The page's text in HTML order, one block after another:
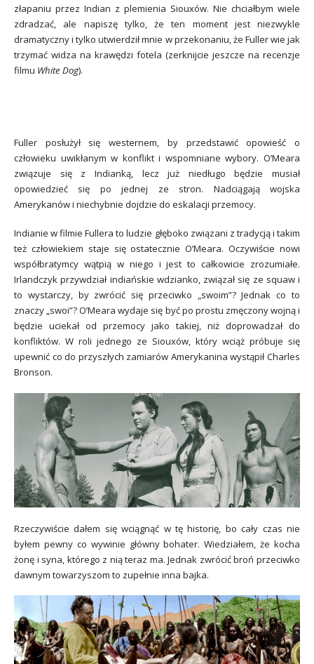
złapaniu przez Indian z plemienia Siouxów. Nie chciałbym wiele
zdradzać, ale napiszę tylko, że ten moment jest niezwykle
dramatyczny i tylko utwierdził mnie w przekonaniu, że Fuller wie jak
trzymać widza na krawędzi fotela (zerknijcie jeszcze na recenzje
filmu White Dog).
Fuller posłużył się westernem, by przedstawić opowieść o
człowieku uwikłanym w konflikt i wspomniane wybory. O’Meara
związuje się z Indianką, lecz już niedługo będzie musiał
opowiedzieć się po jednej ze stron. Nadciągają wojska
Amerykanów i niechybnie dojdzie do eskalacji przemocy.
Indianie w filmie Fullera to ludzie głęboko związani z tradycją i takim
też człowiekiem staje się ostatecznie O’Meara. Oczywiście nowi
współbratymcy wątpią w niego i jest to całkowicie zrozumiałe.
Irlandczyk przywdział indiańskie wdzianko, związał się ze squaw i
to wystarczy, by zwrócić się przeciwko „swoim”? Jednak co to
znaczy „swoi”? O’Meara wydaje się być po prostu zmęczony wojną i
będzie uciekał od przemocy jako takiej, niż doprowadzał do
konfliktów. W roli jednego ze Siouxów, który wciąż próbuje się
upewnić co do przyszłych zamiarów Amerykanina wystąpił Charles
Bronson.
Rzeczywiście dałem się wciągnąć w tę historię, bo cały czas nie
byłem pewny co wywinie główny bohater. Wiedziałem, że kocha
żonę i syna, którego z nią teraz ma. Jednak zwrócić broń przeciwko
dawnym towarzyszom to zupełnie inna bajka.